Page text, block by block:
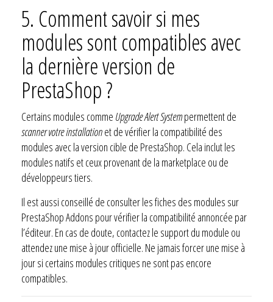
5. Comment savoir si mes
modules sont compatibles avec
la dernière version de
PrestaShop ?
Certains modules comme Upgrade Alert Systempermettent de
scanner votre installationet de vérifier la compatibilité des
modules avec la version cible de PrestaShop. Cela inclut les
modules natifs et ceux provenant de la marketplace ou de
développeurs tiers.
Il est aussi conseillé de consulter les fiches des modules sur
PrestaShop Addons pour vérifier la compatibilité annoncée par
l’éditeur. En cas de doute, contactez le support du module ou
attendez une mise à jour officielle. Ne jamais forcer une mise à
jour si certains modules critiques ne sont pas encore
compatibles.